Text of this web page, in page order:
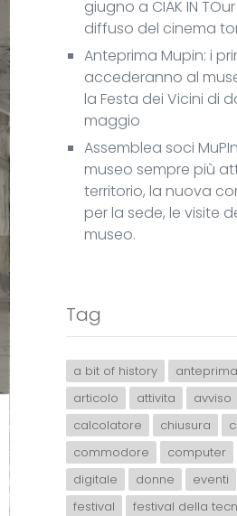
giugno a CIAK IN
diffuso del cinema
Anteprima Mupin: i
accederanno al
la Festa dei Vicini di
maggio
Assemblea soci
museo sempre più
territorio, la nuova
per la sede, le visite
museo.
Tag
a bit of history anteprima
articolo
attivita
avviso
calcolatore
chiusura
commodore
computer
digitale
donne eventi
festival
festival della